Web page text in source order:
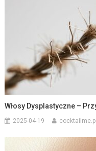
Włosy Dysplastyczne –
2025-04-19 cocktailme.pl